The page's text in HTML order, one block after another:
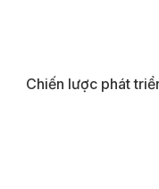
Chiến lược phát